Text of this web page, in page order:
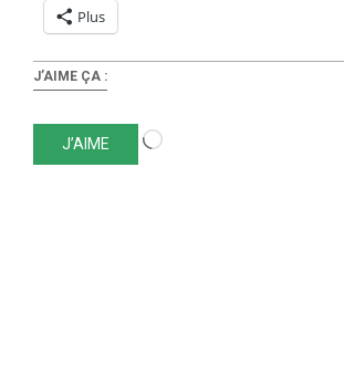
Plus
J’AIME ÇA :
J’AIME